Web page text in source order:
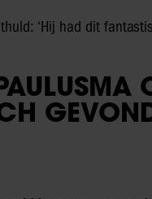
‘Hij had dit